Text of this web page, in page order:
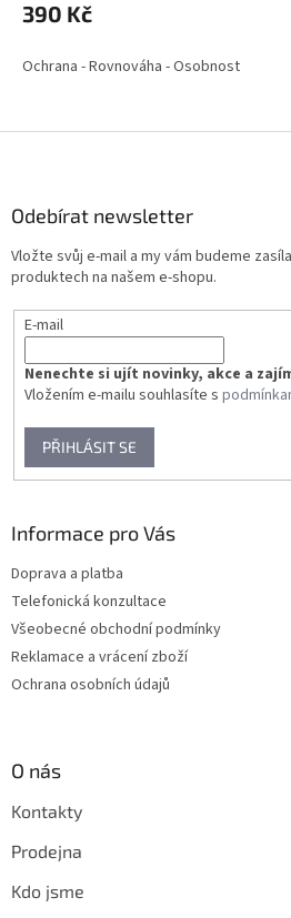
390 Kč
Ochrana - Rovnováha - Osobnost
Odebírat newsletter
Vložte svůj e-mail a my vám budeme
produktech na našem e-shopu.
E-mail
Nenechte si ujít novinky, akce a
Vložením e-mailu souhlasíte s
PŘIHLÁSIT SE
Informace pro Vás
Doprava a platba
Telefonická konzultace
Všeobecné obchodní podmínky
Reklamace a vrácení zboží
Ochrana osobních údajů
O nás
Kontakty
Prodejna
Kdo jsme